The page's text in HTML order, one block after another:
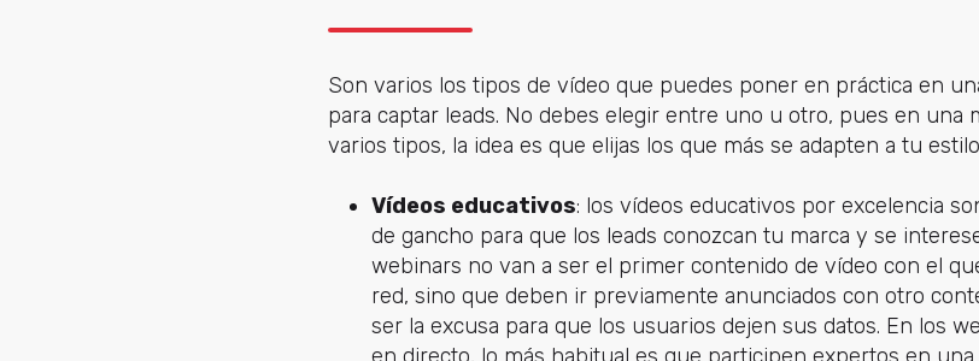
Son varios los tipos de vídeo que puedes poner en práctica en
para captar leads. No debes elegir entre uno u otro, pues en una
varios tipos, la idea es que elijas los que más se adapten a tu
Vídeos educativos: los vídeos educativos por excelencia
de gancho para que los leads conozcan tu marca y se
webinars no van a ser el primer contenido de vídeo con el
red, sino que deben ir previamente anunciados con otro
ser la excusa para que los usuarios dejen sus datos. En los